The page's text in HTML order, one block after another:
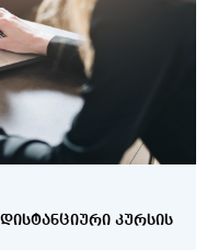
ᲙᲣᲠᲡᲘᲡ